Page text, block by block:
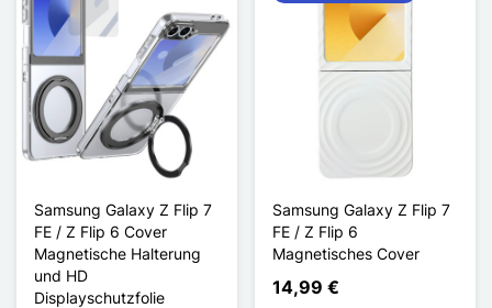
Samsung Galaxy Z Flip 7
FE / Z Flip 6 Cover
Magnetische Halterung
und HD
Displayschutzfolie
Samsung Galaxy Z Flip 7
FE / Z Flip 6
Magnetisches Cover
14,99 €